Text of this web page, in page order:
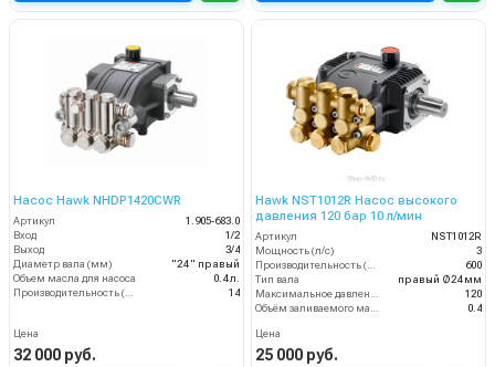
Насос Hawk NHDP1420CWR
Артикул
1.905-683.0
Вход
1/2
Выход
3/4
Диаметр вала (мм)
"24 " правый
Объем масла для насоса
0.4 л.
Производительность (л/мин)
14
Цена
32 000 руб.
Hawk NST1012R Насос высокого
давления 120 бар 10 л/мин
Артикул
NST1012R
Мощность (л/с)
3
Производительность (л/ч)
600
Тип вала
правый Ø24 мм
Максимальное давление воды (бар)
120
Объём заливаемого масла (л)
0.4
Цена
25 000 руб.